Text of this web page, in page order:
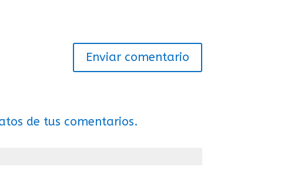
Enviar comentario
de tus comentarios.